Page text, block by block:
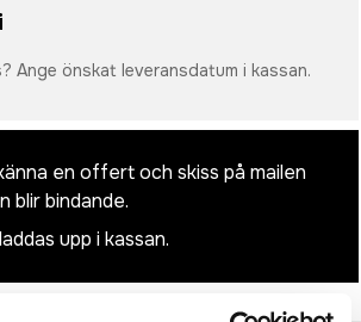
Ange önskat leveransdatum i kassan.
en offert och skiss på mailen
blir bindande.
upp i kassan.